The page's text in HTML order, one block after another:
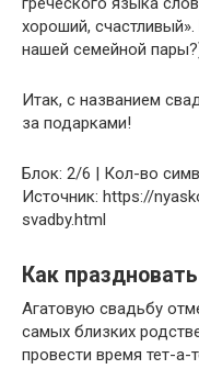
хороший,
нашей семейной
Итак, с названием
за подарками!
Блок: 2/6 | Кол-во
Источник: https://
svadby.html
Как праздновать
Агатовую свадьбу
самых близких
провести время тет-а-